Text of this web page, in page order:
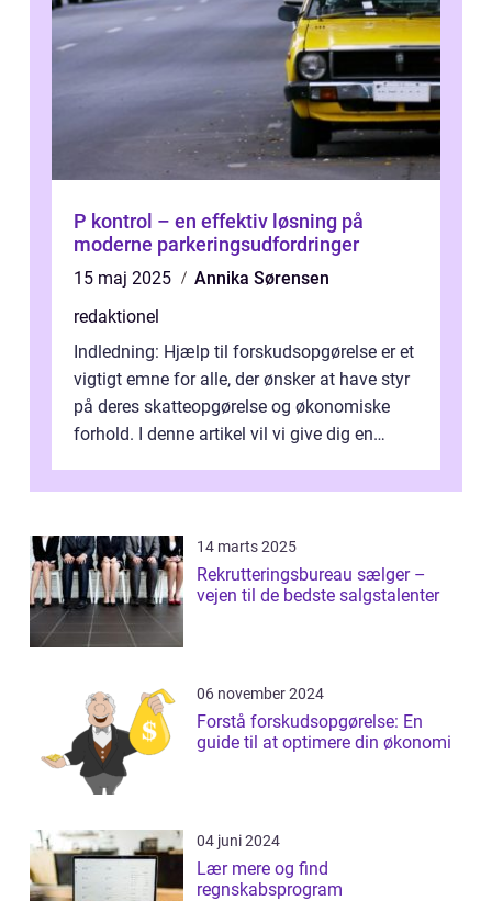
P kontrol – en effektiv løsning på
moderne parkeringsudfordringer
15 maj 2025
Annika Sørensen
redaktionel
Indledning: Hjælp til forskudsopgørelse er et
vigtigt emne for alle, der ønsker at have styr
på deres skatteopgørelse og økonomiske
forhold. I denne artikel vil vi give dig en
14 marts 2025
Rekrutteringsbureau sælger –
vejen til de bedste salgstalenter
06 november 2024
Forstå forskudsopgørelse: En
guide til at optimere din økonomi
04 juni 2024
Lær mere og find
regnskabsprogram